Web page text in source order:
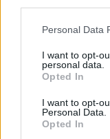
Please note that
not limited to your
grant or deny
use your data for
consent section.
Personal Data
I want to opt-
personal data.
Opted In
I want to opt-
Personal Data.
Opted In
Staff